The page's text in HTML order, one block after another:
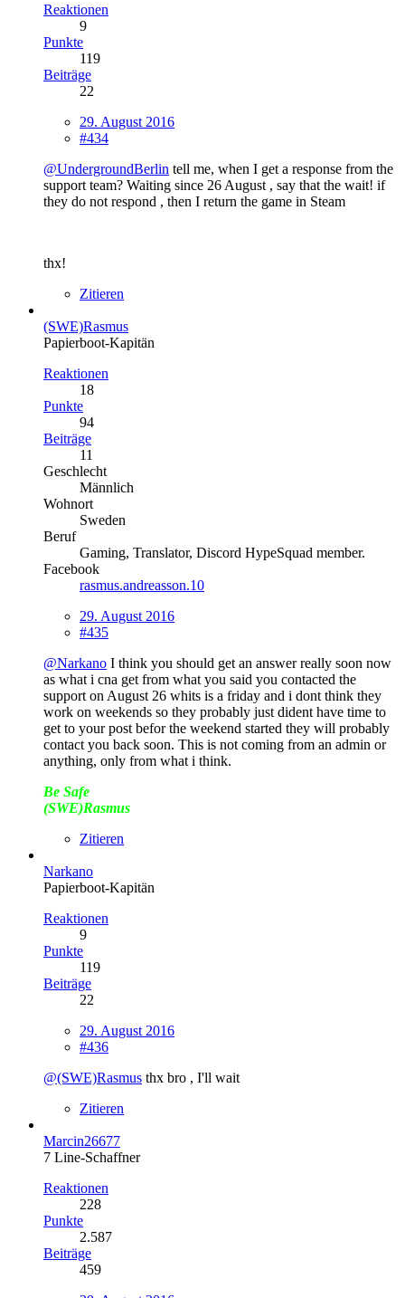
Reaktionen
9
Punkte
119
Beiträge
22
29. August 2016
#434
@UndergroundBerlin tell me, when I get a response from the
support team? Waiting since 26 August , say that the wait! if
they do not respond , then I return the game in Steam
thx!
Zitieren
(SWE)Rasmus
Papierboot-Kapitän
Reaktionen
18
Punkte
94
Beiträge
11
Geschlecht
Männlich
Wohnort
Sweden
Beruf
Gaming, Translator, Discord HypeSquad member.
Facebook
rasmus.andreasson.10
29. August 2016
#435
@Narkano I think you should get an answer really soon now
as what i cna get from what you said you contacted the
support on August 26 whits is a friday and i dont think they
work on weekends so they probably just dident have time to
get to your post befor the weekend started they will probably
contact you back soon. This is not coming from an admin or
anything, only from what i think.
Be Safe
(SWE)Rasmus
Zitieren
Narkano
Papierboot-Kapitän
Reaktionen
9
Punkte
119
Beiträge
22
29. August 2016
#436
@(SWE)Rasmus thx bro , I'll wait
Zitieren
Marcin26677
7 Line-Schaffner
Reaktionen
228
Punkte
2.587
Beiträge
459